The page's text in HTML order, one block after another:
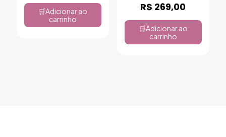
Adicionar ao
carrinho
R$ 269,00
Adicionar ao
carrinho